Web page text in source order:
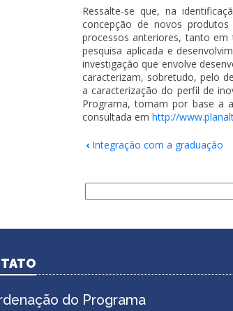
Ressalte-se que, na
concepção de novos
processos anteriores, tanto
pesquisa aplicada e
investigação que envolve
caracterizam, sobretudo, pelo
a caracterização do perfil de
Programa, tomam por base a
consultada em http://
Links
livro
Inovação
científica
‹ Integração com a graduação
do Programa